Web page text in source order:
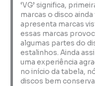
‘VG’ significa,
marcas o disco ainda
apresenta marcas
essas marcas
algumas partes do
estalinhos. Ainda
uma experiência
no início da tabela,
discos bem